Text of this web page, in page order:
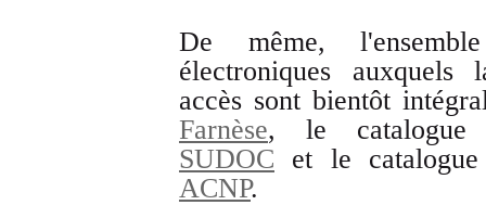
De même,
électroniques auxquels
accès sont bientôt
Farnèse, le catalogue
SUDOC et le
ACNP.